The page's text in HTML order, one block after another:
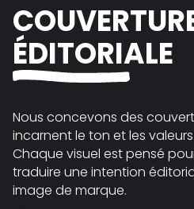
ÉDITORIALE
Nous concevons des
incarnent le ton et les
Chaque visuel est pensé
traduire une intention
image de marque.